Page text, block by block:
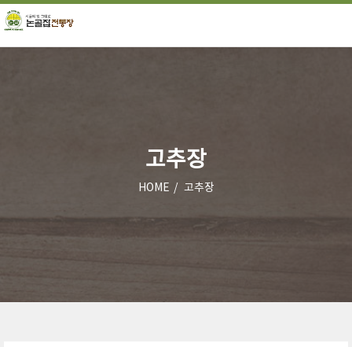
고추장
HOME 고추장